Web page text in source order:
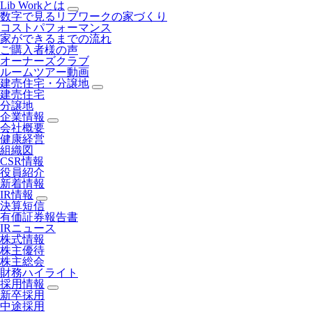
Lib Workとは
数字で見るリブワークの家づくり
コストパフォーマンス
家ができるまでの流れ
ご購入者様の声
オーナーズクラブ
ルームツアー動画
建売住宅・分譲地
建売住宅
分譲地
企業情報
会社概要
健康経営
組織図
CSR情報
役員紹介
新着情報
IR情報
決算短信
有価証券報告書
IRニュース
株式情報
株主優待
株主総会
財務ハイライト
採用情報
新卒採用
中途採用